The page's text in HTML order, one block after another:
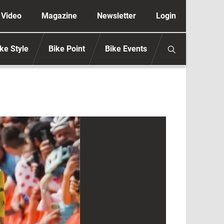
secondaria anonimo
Video Magazine Newsletter Login
Style Bike Point Bike Events